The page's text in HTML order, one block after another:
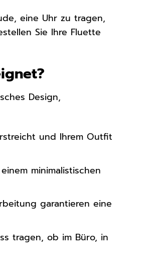
eine Uhr zu tragen,
Sie Ihre Fluette
Design,
und Ihrem Outfit
minimalistischen
garantieren eine
tragen, ob im Büro, in